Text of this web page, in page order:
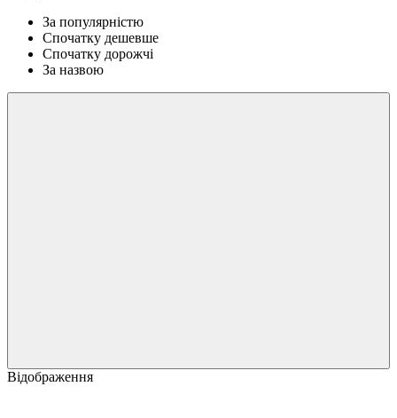
За популярністю
Спочатку дешевше
Спочатку дорожчі
За назвою
Відображення